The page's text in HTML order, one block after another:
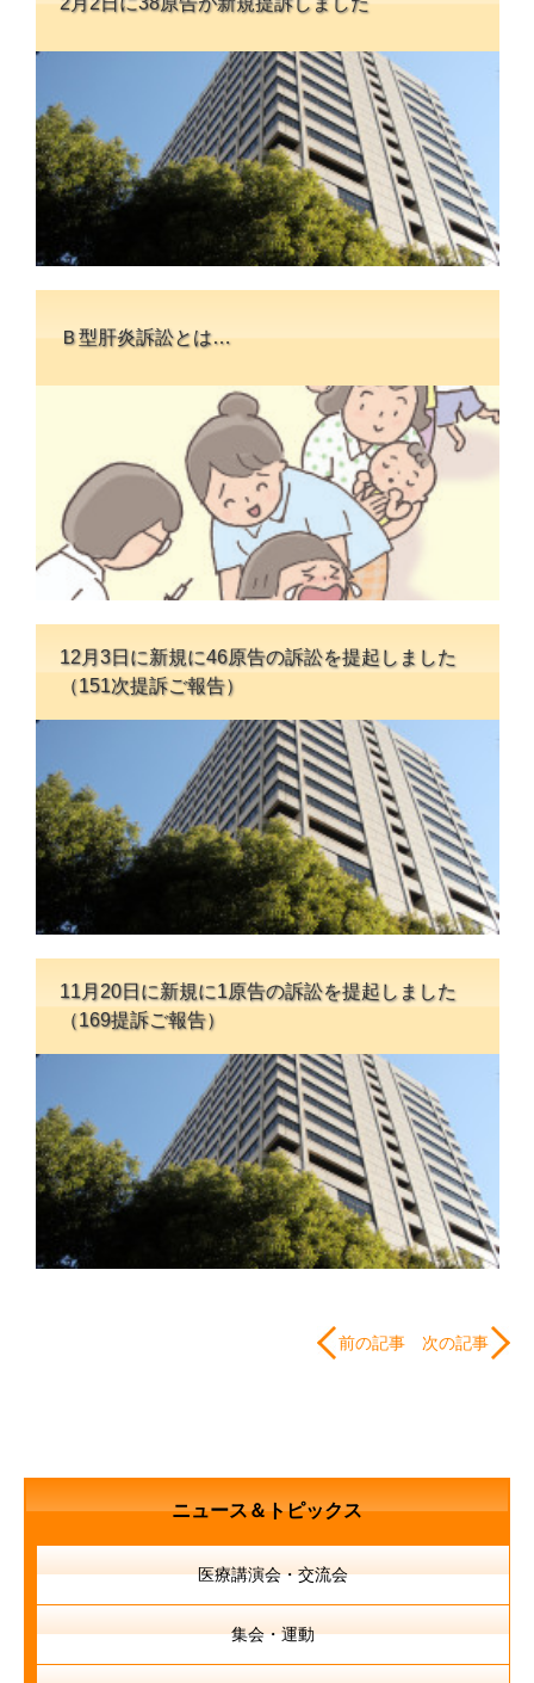
Ｂ型肝炎訴訟とは…
12月3日に新規に46原告の訴訟を提起しました
（151次提訴ご報告）
11月20日に新規に1原告の訴訟を提起しました
（169提訴ご報告）
次の記事
前の記事
ニュース＆トピックス
医療講演会・交流会
集会・運動